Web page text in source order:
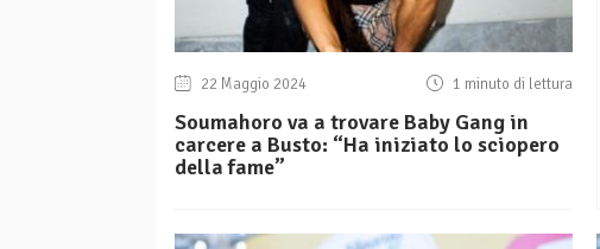
22 Maggio 2024 1 minuto di lettura
Soumahoro va a trovare Baby Gang in
carcere a Busto: “Ha iniziato lo sciopero
della fame”